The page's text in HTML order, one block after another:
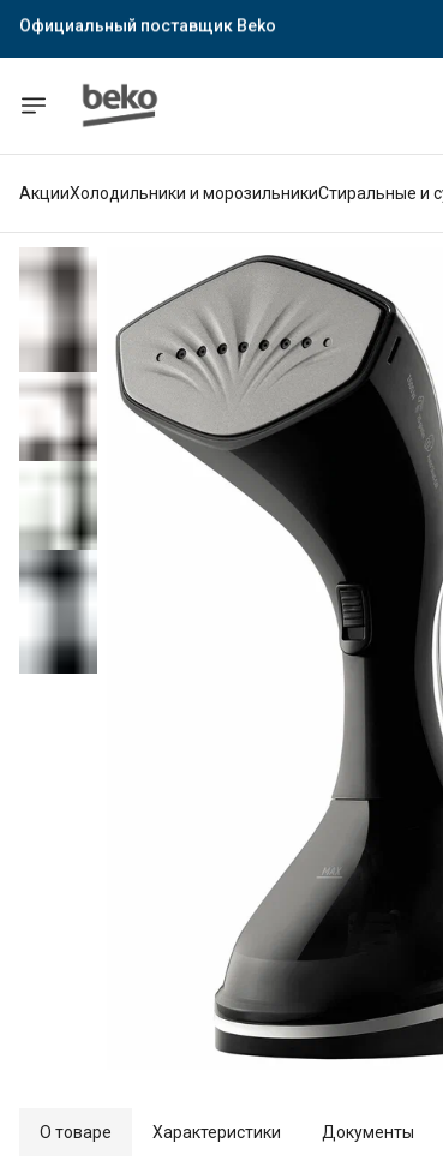
Официальный поставщик Indesit
Официальный поставщик Hotpoint
АкцииХолодильники и морозильникиСтиральные и
О товаре Характеристики Документы